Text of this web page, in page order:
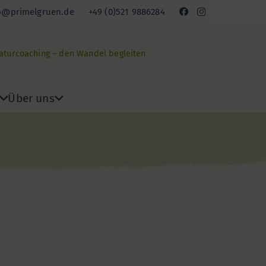
+49 (0)521 9886284
– den Wandel begleiten
Über uns